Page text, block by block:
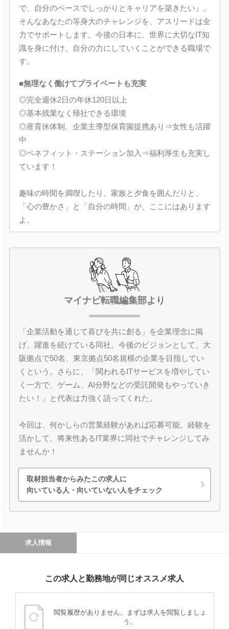
で、自分のペースでしっかりとキャリアを築きたい』。
そんなあなたの等身大のチャレンジを、アスリードは全
力でサポートします。今後の日本に、世界に大切なIT知
識を身に付け、自分の力にしていくことができる職場で
す。
■無理なく働けてプライベートも充実
◎完全週休2日の年休120日以上
◎基本残業なく帰社できる環境
◎産育休体制、企業主導型保育園提携あり⇒女性も活躍
中
◎ベネフィット・ステーション加入⇒福利厚生も充実し
ています！
趣味の時間を満喫したり、家族と夕食を囲んだりと、
「心の豊かさ」と「自分の時間」が、ここにはあります
よ。
マイナビ転職編集部より
「企業活動を通じて喜びを共に創る」を企業理念に掲
げ、躍進を続けている同社。今後のビジョンとして、大
阪拠点で50名、東京拠点50名規模の企業を目指してい
くという。さらに、「関われるITサービスを増やしてい
く一方で、ゲーム、AI分野などの受託開発もやっていき
たい！」と代表は力強く語ってくれた。
今回は、何かしらの営業経験があれば応募可能。経験を
活かして、将来性あるIT業界に同社でチャレンジしてみ
ませんか！
取材担当者からみたこの求人に
向いている人・向いていない人をチェック
求人情報
この求人と勤務地が同じオススメ求人
閲覧履歴がありません。まずは求人を閲覧しましょ
う。